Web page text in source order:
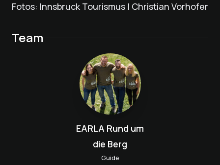
Fotos: Innsbruck Tourismus | Christian Vorhofer
Team
EARLA Rund um
die Berg
Guide